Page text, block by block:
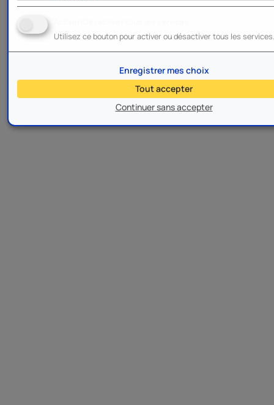
Utilisez ce bouton pour activer ou désactiver tous les services.
Continuer sans accepter
Enregistrer mes choix
Tout accepter